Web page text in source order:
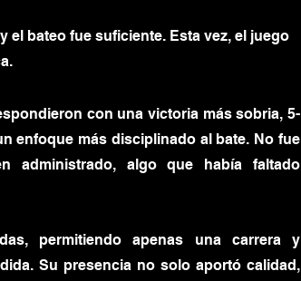
bateo fue suficiente. Esta vez, el juego
con una victoria más sobria, 5-
enfoque más disciplinado al bate. No fue
administrado, algo que había faltado
permitiendo apenas una carrera y
Su presencia no solo aportó calidad,